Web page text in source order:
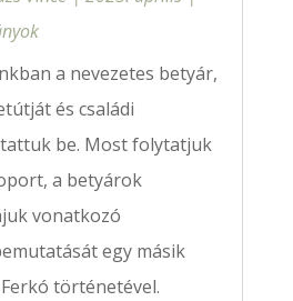
a nevezetes betyár,
és családi
be. Most folytatjuk
a betyárok
vonatkozó
egy másik
történetével.